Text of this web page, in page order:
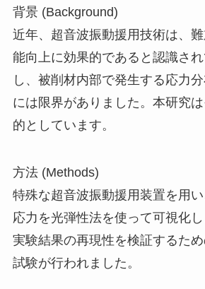
背景 (Background)
近年、超音波振動援用技術は、
能向上に効果的であると認識さ
し、被削材内部で発生する応力
には限界がありました。本研究
的としています。
方法 (Methods)
特殊な超音波振動援用装置を用
応力を光弾性法を使って可視化し
実験結果の再現性を検証するた
試験が行われました。